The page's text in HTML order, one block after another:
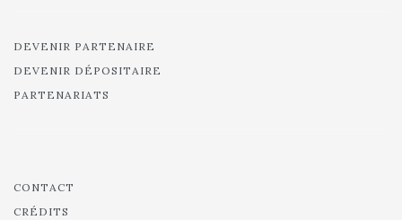
DEVENIR PARTENAIRE
DEVENIR DÉPOSITAIRE
PARTENARIATS
CONTACT
CRÉDITS